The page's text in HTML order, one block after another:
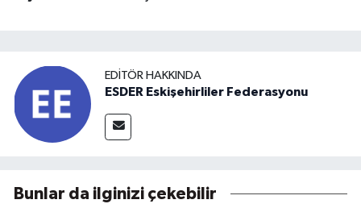
EDITÖR HAKKINDA
ESDER Eskişehirliler Federasyonu
Bunlar da ilginizi çekebilir